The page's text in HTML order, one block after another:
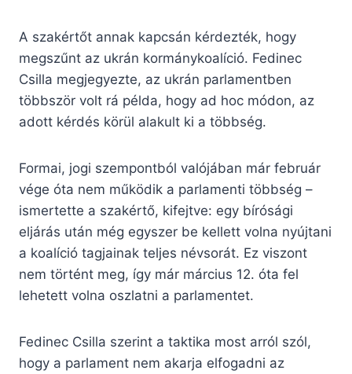
A szakértőt annak kapcsán kérdezték, hogy
megszűnt az ukrán kormánykoalíció. Fedinec
Csilla megjegyezte, az ukrán parlamentben
többször volt rá példa, hogy ad hoc módon, az
adott kérdés körül alakult ki a többség.
Formai, jogi szempontból valójában már február
vége óta nem működik a parlamenti többség –
ismertette a szakértő, kifejtve: egy bírósági
eljárás után még egyszer be kellett volna nyújtani
a koalíció tagjainak teljes névsorát. Ez viszont
nem történt meg, így már március 12. óta fel
lehetett volna oszlatni a parlamentet.
Fedinec Csilla szerint a taktika most arról szól,
hogy a parlament nem akarja elfogadni az